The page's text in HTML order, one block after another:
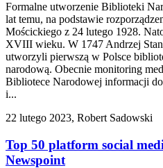
Formalne utworzenie Biblioteki
lat temu, na podstawie
Mościckiego z 24 lutego 1928.
XVIII wieku. W 1747 Andrzej
utworzyli pierwszą w Polsce
narodową. Obecnie monitoring
Bibliotece Narodowej informacji
i...
22 lutego 2023, Robert Sadowski
Top 50 platform social
Newspoint